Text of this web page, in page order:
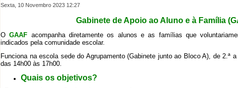
Sexta, 10 Novembro 2023 12:27
Gabinete de Apoio ao Aluno e à Família
OGAAF acompanha diretamente os alunos e as famílias que
indicados pela comunidade escolar.
Funciona na escola sede do Agrupamento (Gabinete junto ao Bloco A), de 2.ª
das 14h00 às 17h00.
Quais os objetivos?